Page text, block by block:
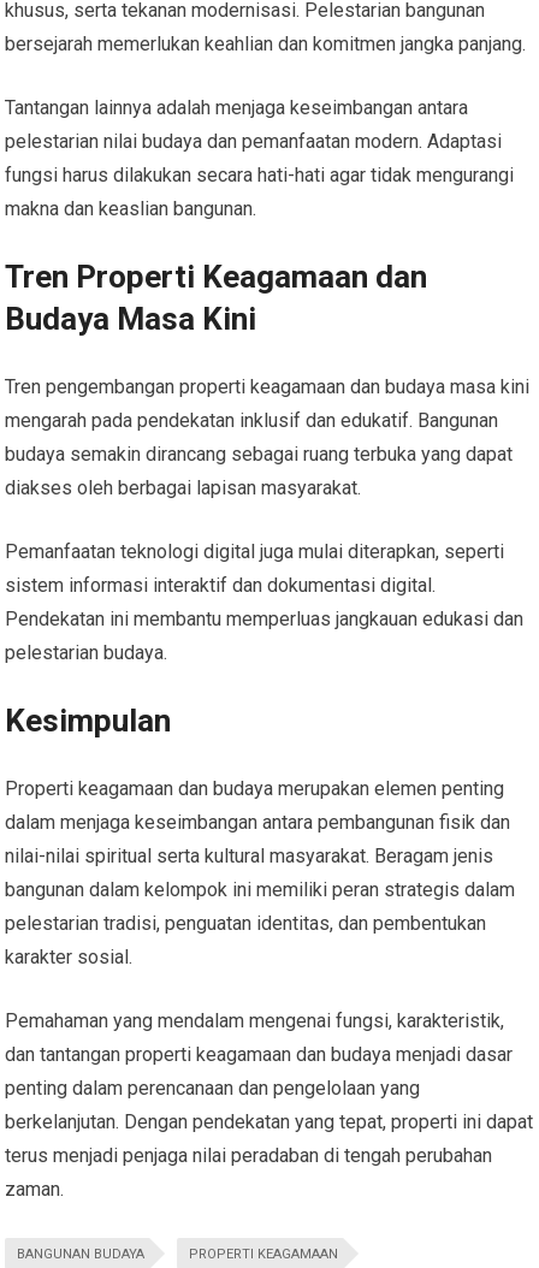
khusus, serta tekanan modernisasi. Pelestarian bangunan
bersejarah memerlukan keahlian dan komitmen jangka panjang.
Tantangan lainnya adalah menjaga keseimbangan antara
pelestarian nilai budaya dan pemanfaatan modern. Adaptasi
fungsi harus dilakukan secara hati-hati agar tidak mengurangi
makna dan keaslian bangunan.
Tren Properti Keagamaan dan
Budaya Masa Kini
Tren pengembangan properti keagamaan dan budaya masa kini
mengarah pada pendekatan inklusif dan edukatif. Bangunan
budaya semakin dirancang sebagai ruang terbuka yang dapat
diakses oleh berbagai lapisan masyarakat.
Pemanfaatan teknologi digital juga mulai diterapkan, seperti
sistem informasi interaktif dan dokumentasi digital.
Pendekatan ini membantu memperluas jangkauan edukasi dan
pelestarian budaya.
Kesimpulan
Properti keagamaan dan budaya merupakan elemen penting
dalam menjaga keseimbangan antara pembangunan fisik dan
nilai-nilai spiritual serta kultural masyarakat. Beragam jenis
bangunan dalam kelompok ini memiliki peran strategis dalam
pelestarian tradisi, penguatan identitas, dan pembentukan
karakter sosial.
Pemahaman yang mendalam mengenai fungsi, karakteristik,
dan tantangan properti keagamaan dan budaya menjadi dasar
penting dalam perencanaan dan pengelolaan yang
berkelanjutan. Dengan pendekatan yang tepat, properti ini dapat
terus menjadi penjaga nilai peradaban di tengah perubahan
zaman.
BANGUNAN BUDAYA PROPERTI KEAGAMAAN